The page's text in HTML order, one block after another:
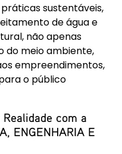
sustentáveis,
de água e
não apenas
do meio ambiente,
empreendimentos,
o público
com a
ENGENHARIA E